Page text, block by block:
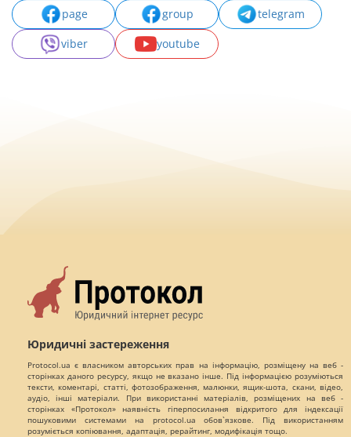
page group
telegram
viber
youtube
Юридичні застереження
Protocol.ua є власником авторських прав на інформацію, розміщену на веб -
сторінках даного ресурсу, якщо не вказано інше. Під інформацією розуміються
тексти, коментарі, статті, фотозображення, малюнки, ящик-шота, скани, відео,
аудіо, інші матеріали. При використанні матеріалів, розміщених на веб -
сторінках «Протокол» наявність гіперпосилання відкритого для індексації
пошуковими системами на protocol.ua обов`язкове. Під використанням
розуміється копіювання, адаптація, рерайтинг, модифікація тощо.